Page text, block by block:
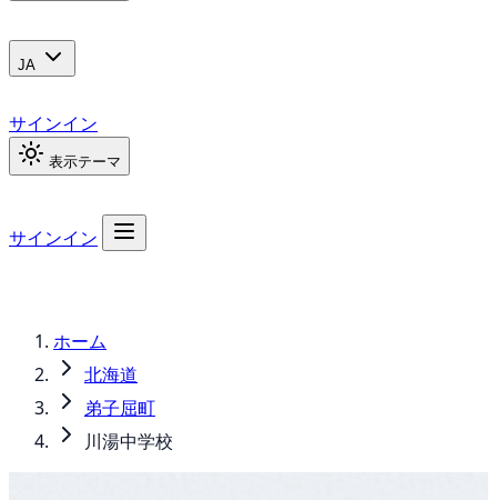
JA
サインイン
表示テーマ
サインイン
ホーム
北海道
弟子屈町
川湯中学校